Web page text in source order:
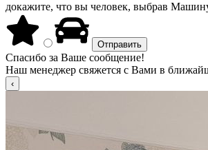
докажите, что вы человек, выбрав
Спасибо за Ваше сообщение!
Наш менеджер свяжется с Вами в